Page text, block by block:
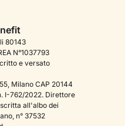
mentale
80143
N°1037793
e versato
Milano CAP 20144
I-762/2022. Direttore
all'albo dei
n° 37532